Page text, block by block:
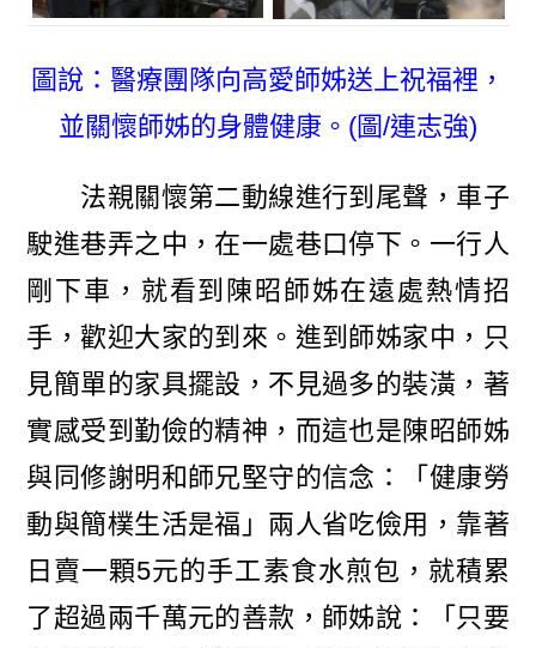
圖說：醫療團隊向高愛師姊送上祝福裡，
並關懷師姊的身體健康。(圖/連志強)
法親關懷第二動線進行到尾聲，車子
駛進巷弄之中，在一處巷口停下。一行人
剛下車，就看到陳昭師姊在遠處熱情招
手，歡迎大家的到來。進到師姊家中，只
見簡單的家具擺設，不見過多的裝潢，著
實感受到勤儉的精神，而這也是陳昭師姊
與同修謝明和師兄堅守的信念：「健康勞
動與簡樸生活是福」兩人省吃儉用，靠著
日賣一顆5元的手工素食水煎包，就積累
了超過兩千萬元的善款，師姊說：「只要